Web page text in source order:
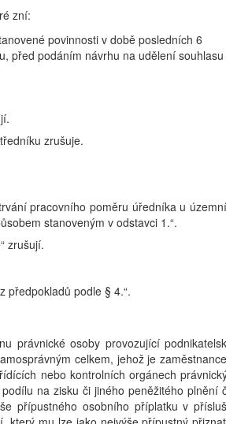
zní:
povinnosti v době posledních 6
před podáním návrhu na udělení
zrušuje.
pracovního poměru úředníka u
stanoveným v odstavci 1.“.
zrušují.
předpokladů podle § 4.“.
právnické osoby provozující
celkem, jehož je
nebo kontrolních orgánech
na zisku či jiného peněžitého plnění
přípustného osobního příplatku v